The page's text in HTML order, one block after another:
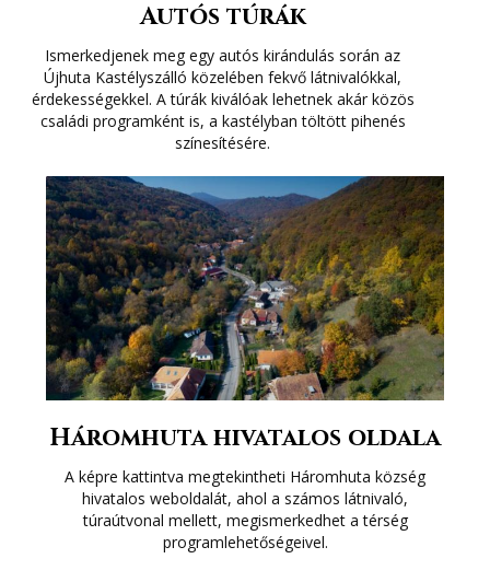
Autós túrák
Ismerkedjenek meg egy autós kirándulás során az
Újhuta Kastélyszálló közelében fekvő látnivalókkal,
érdekességekkel. A túrák kiválóak lehetnek akár közös
családi programként is, a kastélyban töltött pihenés
színesítésére.
Háromhuta hivatalos oldala
A képre kattintva megtekintheti Háromhuta község
hivatalos weboldalát, ahol a számos látnivaló,
túraútvonal mellett, megismerkedhet a térség
programlehetőségeivel.